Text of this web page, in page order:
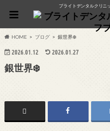
ブライトデンタルクリニ
HOME ブログ 銀世界❄️
2026.01.12 2026.01.27
銀世界❄️